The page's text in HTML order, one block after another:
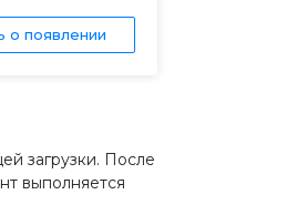
о появлении
загрузки. После
выполняется